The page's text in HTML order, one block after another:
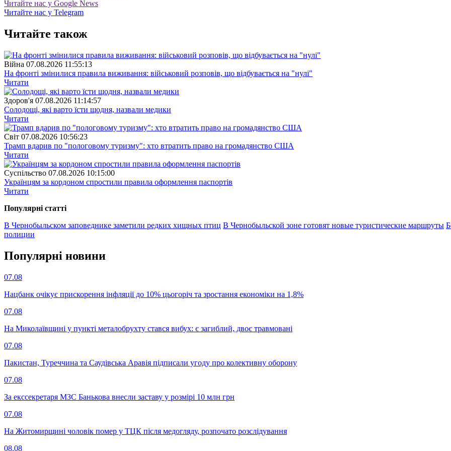
Читайте нас у Google News
Читайте нас у Telegram
Читайте також
Війна 07.08.2026 11:55:13
На фронті змінилися правила виживання: військовий розповів, що відбувається на "нулі"
Читати
Здоров'я 07.08.2026 11:14:57
Солодощі, які варто їсти щодня, назвали медики
Читати
Свiт 07.08.2026 10:56:23
Трамп вдарив по "пологовому туризму": хто втратить право на громадянство США
Читати
Суспiльство 07.08.2026 10:15:00
Українцям за кордоном спростили правила оформлення паспортів
Читати
Популярнi статтi
В Чернобыльском заповеднике заметили редких хищных птиц В Чернобыльской зоне готовят новые туристические маршруты
полиции
Популярнi новини
07.08
Нацбанк очікує прискорення інфляції до 10% цьогоріч та зростання економіки на 1,8%
07.08
На Миколаївщині у пункті металобрухту стався вибух: є загиблий, двоє травмовані
07.08
Пакистан, Туреччина та Саудівська Аравія підписали угоду про колективну оборону
07.08
За екссекретаря МЗС Банькова внесли заставу у розмірі 10 млн грн
07.08
На Житомирщині чоловік помер у ТЦК після медогляду, розпочато розслідування
08.08